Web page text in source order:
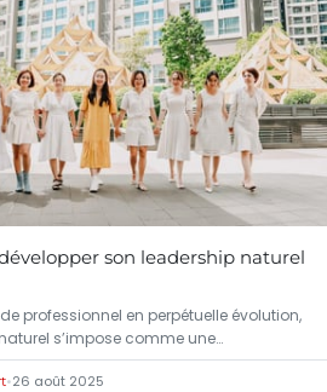
son leadership naturel
professionnel en perpétuelle évolution,
s’impose comme une…
•26 août 2025